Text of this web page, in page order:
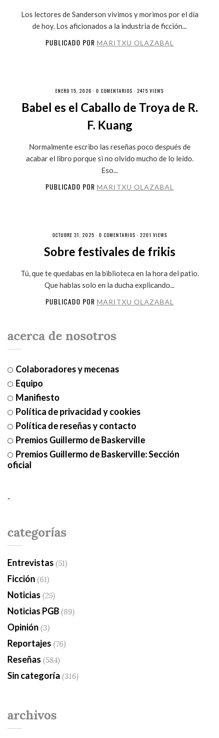
Los lectores de Sanderson vivimos y morimos por el día
de hoy. Los aficionados a la industria de ficción...
PUBLICADO POR MARITXU OLAZABAL
ENERO 15, 2026 · 0 COMENTARIOS · 2475 VIEWS
Babel es el Caballo de Troya de R.
F. Kuang
Normalmente escribo las reseñas poco después de
acabar el libro porque si no olvido mucho de lo leído.
Eso...
PUBLICADO POR MARITXU OLAZABAL
OCTUBRE 31, 2025 · 0 COMENTARIOS · 2201 VIEWS
Sobre festivales de frikis
Tú, que te quedabas en la biblioteca en la hora del patio.
Que hablas solo en la ducha explicando...
PUBLICADO POR MARITXU OLAZABAL
acerca de nosotros
Colaboradores y mecenas
Equipo
Manifiesto
Política de privacidad y cookies
Política de reseñas y contacto
Premios Guillermo de Baskerville
Premios Guillermo de Baskerville: Sección
oficial
-
categorías
Entrevistas (51)
Ficción (61)
Noticias (25)
Noticias PGB(89)
Opinión (3)
Reportajes (76)
Reseñas (584)
Sin categoría (316)
archivos